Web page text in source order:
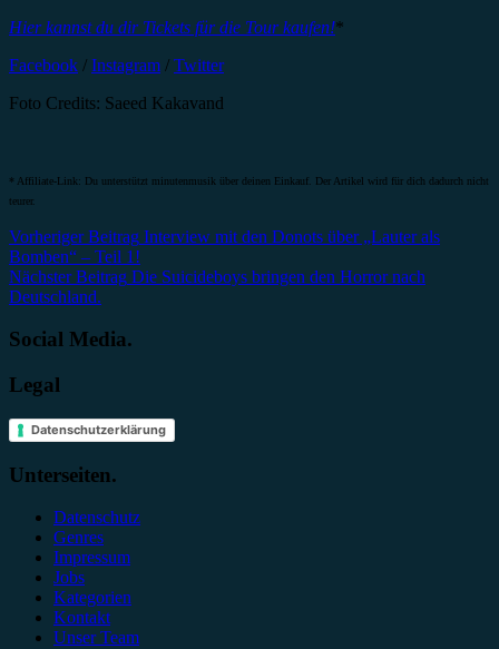
Hier kannst du dir Tickets für die Tour kaufen!*
Facebook / Instagram / Twitter
Foto Credits: Saeed Kakavand
* Affiliate-Link: Du unterstützt minutenmusik über deinen Einkauf. Der Artikel wird für dich dadurch nicht
teurer.
Beitragsnavigation
Vorheriger Beitrag Interview mit den Donots über „Lauter als
Bomben“ – Teil 1!
Nächster Beitrag Die Suicideboys bringen den Horror nach
Deutschland.
Social Media.
Legal
Datenschutzerklärung
Unterseiten.
Datenschutz
Genres
Impressum
Jobs
Kategorien
Kontakt
Unser Team